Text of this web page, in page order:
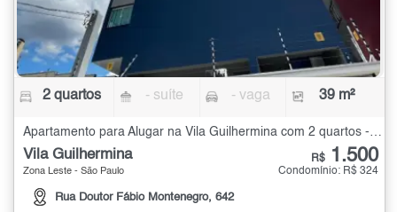
2 quartos - suíte - vaga 39 m²
Vila Guilhermina
Zona Leste - São Paulo
Rua Doutor Fábio Montenegro, 642
R$ 1.500
Condomínio: R$ 324